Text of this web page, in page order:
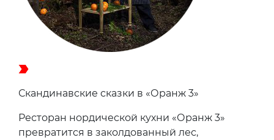
Скандинавские сказки в «Оранж 3»
Ресторан нордической кухни «Оранж 3»
превратится в заколдованный лес,